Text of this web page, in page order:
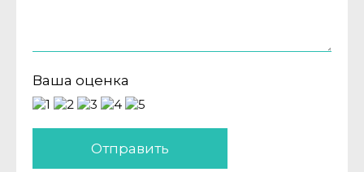
Ваша оценка
Отправить